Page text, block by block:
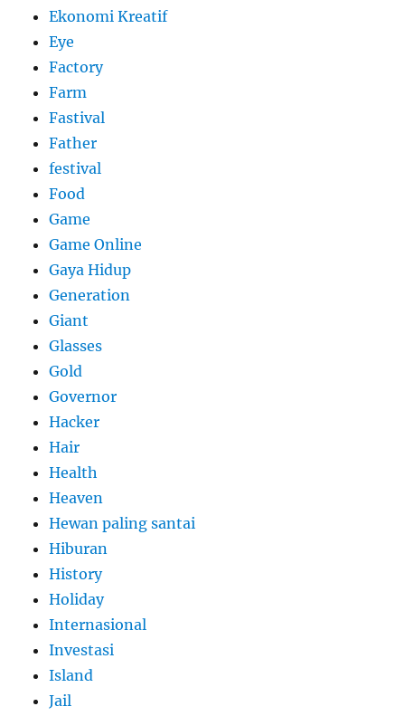
Ekonomi Kreatif
Eye
Factory
Farm
Fastival
Father
festival
Food
Game
Game Online
Gaya Hidup
Generation
Giant
Glasses
Gold
Governor
Hacker
Hair
Health
Heaven
Hewan paling santai
Hiburan
History
Holiday
Internasional
Investasi
Island
Jail